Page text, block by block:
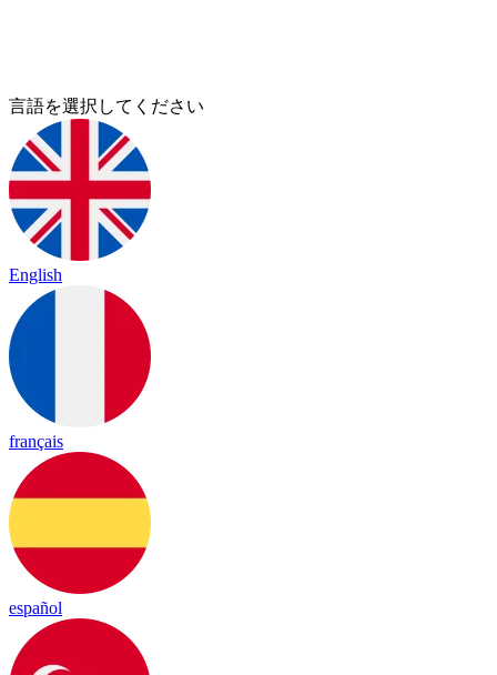
言語を選択してください
English
français
español